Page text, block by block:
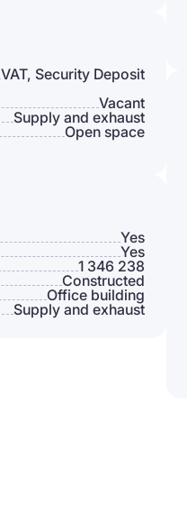
VAT, Security Deposit
Vacant
Supply and exhaust
Open space
Yes
Yes
1 346 238
Constructed
Office building
Supply and exhaust